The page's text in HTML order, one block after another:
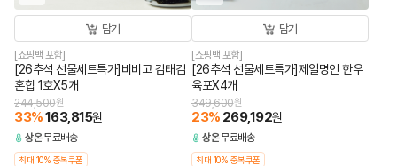
담기
[쇼핑백 포함]
[26추석 선물세트특가]비비고 감태김
혼합 1호X5개
244,500원
33%163,815원
상온무료배송
최대 10% 중복쿠폰
담기
[쇼핑백 포함]
[26추석 선물세트특가]제일명인 한우
육포X4개
349,600원
23% 269,192원
상온무료배송
최대 10% 중복쿠폰